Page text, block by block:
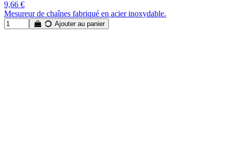
9,66 €
Mesureur de chaînes fabriqué en acier inoxydable.
Ajouter au panier